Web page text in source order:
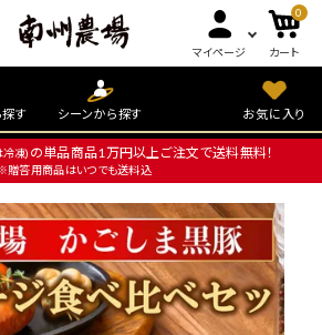
マイページ
0
カート
探す シーンから探す お気に入り
凍) の単品商品1万円以上ご注文で送料無料！
贈答用商品はいつでも送料込